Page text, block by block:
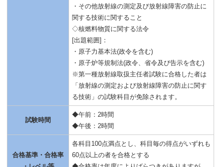
・その他放射線の測定及び放射線障害の防止に
関する技術に関すること
◇核燃料物質に関する法令
[出題範囲]：
・原子力基本法(政令を含む)
・原子炉等規制法(政令、省令及び告示を含む)
※第一種放射線取扱主任者試験に合格した者は
「放射線の測定および放射線障害の防止に関す
る技術」の試験科目が免除されます。
試験時間
◆午前：2時間
◆午後：2時間
合格基準・合格率
各科目100点満点とし、科目毎の得点がいずれも
60点以上の者を合格とする